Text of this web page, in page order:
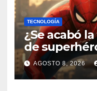
TECNOLOGÍA
¿Se acabó
de
por los que
Brand New
esa teoría
AGOSTO 8, 2026